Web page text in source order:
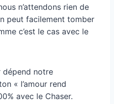
n’attendons rien de
peut facilement tomber
c’est le cas avec le
dépend notre
« l’amour rend
avec le Chaser.